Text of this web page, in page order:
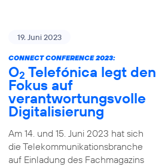
19. Juni 2023
CONNECT CONFERENCE 2023:
O2 Telefónica legt den
Fokus auf
verantwortungsvolle
Digitalisierung
Am 14. und 15. Juni 2023 hat sich
die Telekommunikationsbranche
auf Einladung des Fachmagazins